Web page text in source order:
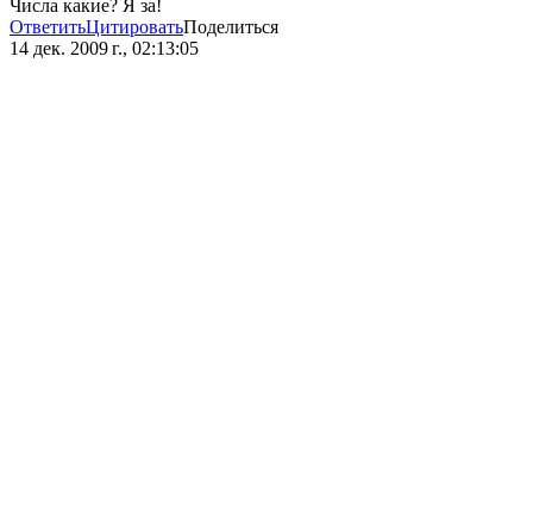
Числа какие? Я за!
ОтветитьЦитироватьПоделиться
14 дек. 2009 г., 02:13:05